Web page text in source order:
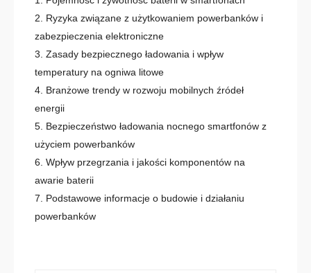
Ryzyka związane z użytkowaniem powerbanków i
zabezpieczenia elektroniczne
Zasady bezpiecznego ładowania i wpływ
temperatury na ogniwa litowe
Branżowe trendy w rozwoju mobilnych źródeł
energii
Bezpieczeństwo ładowania nocnego smartfonów z
użyciem powerbanków
Wpływ przegrzania i jakości komponentów na
awarie baterii
Podstawowe informacje o budowie i działaniu
powerbanków